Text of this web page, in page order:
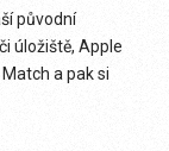
původní
úložiště, Apple
a pak si